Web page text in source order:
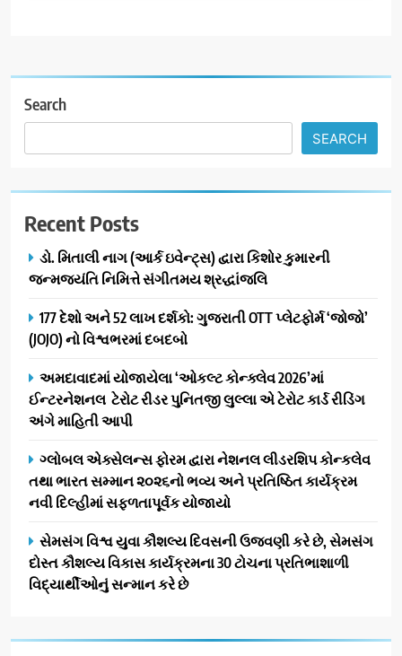
Search
SEARCH
Recent Posts
ડો. મિતાલી નાગ (આર્ક ઇવેન્ટ્સ) દ્વારા કિશોર કુમારની
જન્મજયંતિ નિમિત્તે સંગીતમય શ્રદ્ધાંજલિ
177 દેશો અને 52 લાખ દર્શકો: ગુજરાતી OTT પ્લેટફોર્મ ‘જોજો’
(JOJO) નો વિશ્વભરમાં દબદબો
અમદાવાદમાં યોજાયેલા ‘ઓકલ્ટ કોન્ક્લેવ 2026’માં
ઈન્ટરનેશનલ ટેરોટ રીડર પુનિતજી લુલ્લા એ ટેરોટ કાર્ડ રીડિંગ
અંગે માહિતી આપી
ગ્લોબલ એક્સેલન્સ ફોરમ દ્વારા નેશનલ લીડરશિપ કોન્કલેવ
તથા ભારત સમ્માન ૨૦૨૬નો ભવ્ય અને પ્રતિષ્ઠિત કાર્યક્રમ
નવી દિલ્હીમાં સફળતાપૂર્વક યોજાયો
સેમસંગ વિશ્વ યુવા કૌશલ્ય દિવસની ઉજવણી કરે છે, સેમસંગ
દોસ્ત કૌશલ્ય વિકાસ કાર્યક્રમના 30 ટોચના પ્રતિભાશાળી
વિદ્યાર્થીઓનું સન્માન કરે છે